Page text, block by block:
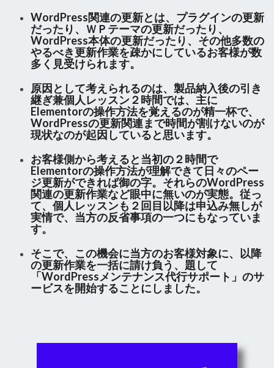
WordPress関連の更新とは、プラグインの更新
だったり、ＷＰテーマの更新だったり、
WordPress本体の更新だったり、その他多数の
やるべき更新作業を疎かにしているお客様が数
多く見受けられます。
原因として考えられるのは、製品納入後の引き
継ぎ兼個人レッスン２時間では、主に
Elementorの操作方法を覚えるのが精一杯で、
WordPressの更新関連まで時間が割けないのが
現状なのが起因していると思います。
お客様側から考えると当初の２時間で
Elementorの操作方法が理解できて日々のペー
ジ更新ができれば御の字。それらのWordPress
関連の更新作業など眼中に無いのが実態。従っ
て、個人レッスンも２回目以降は申込み無しが
実情で、当方の反省事項の一つにもなっていま
す。
そこで、この機会に当方のお客様対象に、以降
の更新作業を一括に請け負う、題して
「WordPressメンテナンス代行サポート 」のサ
ービスを開始することにしました。